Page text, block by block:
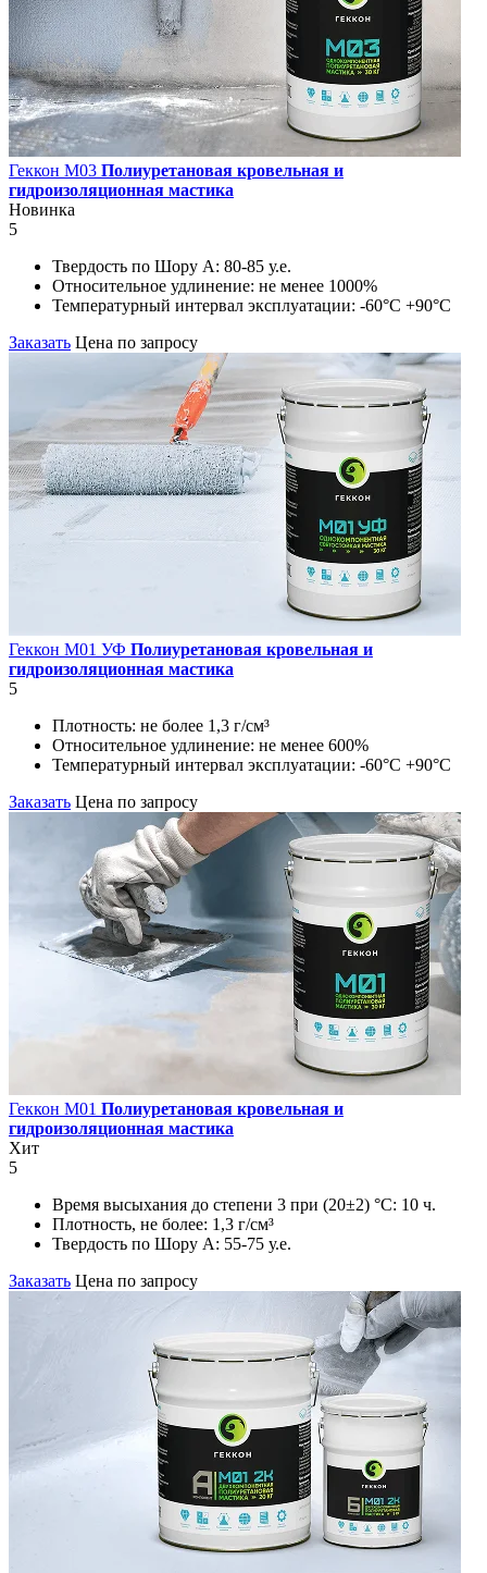
Геккон М03 Полиуретановая кровельная и
гидроизоляционная мастика
Новинка
5
Твердость по Шору А: 80-85 у.е.
Относительное удлинение: не менее 1000%
Температурный интервал эксплуатации: -60°С +90°С
Заказать Цена по запросу
Геккон М01 УФ Полиуретановая кровельная и
гидроизоляционная мастика
5
Плотность: не более 1,3 г/см³
Относительное удлинение: не менее 600%
Температурный интервал эксплуатации: -60°С +90°С
Заказать Цена по запросу
Геккон М01 Полиуретановая кровельная и
гидроизоляционная мастика
Хит
5
Время высыхания до степени 3 при (20±2) °С: 10 ч.
Плотность, не более: 1,3 г/см³
Твердость по Шору А: 55-75 у.е.
Заказать Цена по запросу